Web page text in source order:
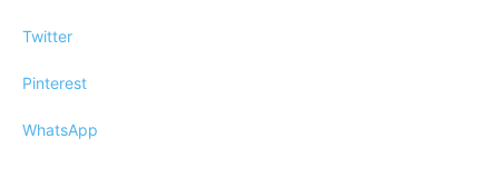
Twitter
Pinterest
WhatsApp